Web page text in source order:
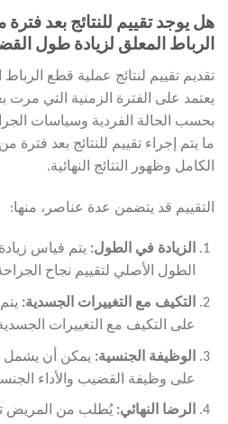
هل يوجد تقييم للنتائج بعد
الرباط المعلق لزيادة طول
تقديم تقييم لنتائج عملية قطع
يعتمد على الفترة الزمنية التي مرت
بحسب الحالة الفردية وسياسات
ما يتم إجراء تقييم للنتائج بعد فترة
الكامل وظهور النتائج النهائية.
التقييم قد يتضمن عدة عناصر، منها:
الزيادة في الطول: يتم قياس
الطول الأصلي لتقييم نجاح
التكيف مع التغييرات الجسدية:
على التكيف مع التغييرات الجسدية
الوظيفة الجنسية: يمكن أن يشمل
على وظيفة القضيب والأداء
الرضا النهائي: يُطلب من المريض